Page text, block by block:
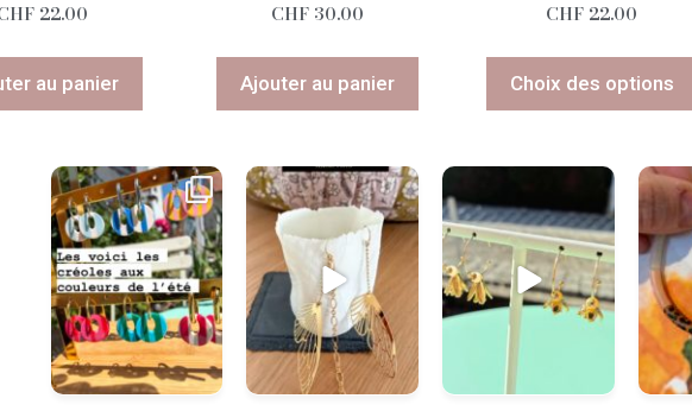
22.00
au panier
CHF30.00
Ajouter au panier
CHF 22.00
Choix des options
#swissmade... Je